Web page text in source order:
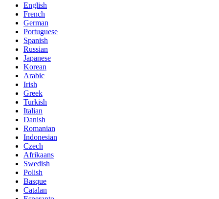
English
French
German
Portuguese
Spanish
Russian
Japanese
Korean
Arabic
Irish
Greek
Turkish
Italian
Danish
Romanian
Indonesian
Czech
Afrikaans
Swedish
Polish
Basque
Catalan